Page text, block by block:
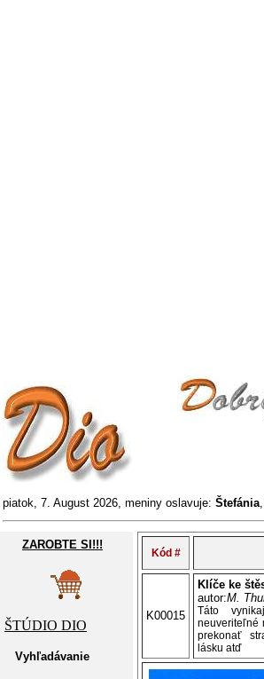
piatok, 7. August 2026, meniny oslavuje: Štefánia
ZAROBTE SI!!!
ŠTÚDIO DIO
Vyhľadávanie
Kód #
K00015
Klíče ke
autor:M.
Táto
neuveriteľné
prekonať
lásku atď